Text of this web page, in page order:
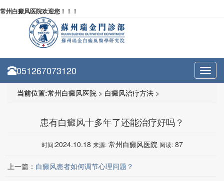
常州白癜风医院欢迎您！！！
051267073120
当前位置:常州白癜风医院 > 白癜风治疗方法 >
患有白癜风十多年了还能治疗好吗？
时间:2024.10.18 来源: 常州白癜风医院 阅读: 87
上一篇： 白癜风患者如何调节心理问题？